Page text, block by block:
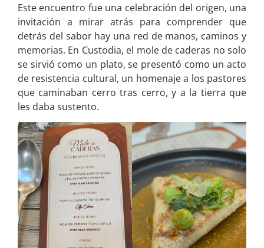
Este encuentro fue una celebración del origen, una
invitación a mirar atrás para comprender que
detrás del sabor hay una red de manos, caminos y
memorias. En Custodia, el mole de caderas no solo
se sirvió como un plato, se presentó como un acto
de resistencia cultural, un homenaje a los pastores
que caminaban cerro tras cerro, y a la tierra que
les daba sustento.